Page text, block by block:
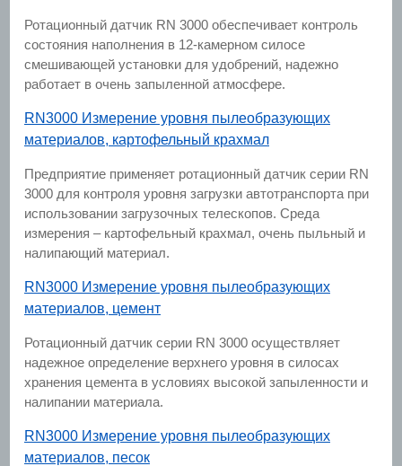
Ротационный датчик RN 3000 обеспечивает контроль
состояния наполнения в 12-камерном силосе
смешивающей установки для удобрений, надежно
работает в очень запыленной атмосфере.
RN3000 Измерение уровня пылеобразующих
материалов, картофельный крахмал
Предприятие применяет ротационный датчик серии RN
3000 для контроля уровня загрузки автотранспорта при
использовании загрузочных телескопов. Среда
измерения – картофельный крахмал, очень пыльный и
налипающий материал.
RN3000 Измерение уровня пылеобразующих
материалов, цемент
Ротационный датчик серии RN 3000 осуществляет
надежное определение верхнего уровня в силосах
хранения цемента в условиях высокой запыленности и
налипании материала.
RN3000 Измерение уровня пылеобразующих
материалов, песок